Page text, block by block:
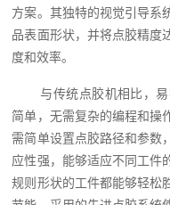
方案。其独特的视觉引导系
品表面形状，并将点胶精度
度和效率。
与传统点胶机相比，
简单，无需复杂的编程和操
需简单设置点胶路径和参数
应性强，能够适应不同工件
规则形状的工件都能够轻松